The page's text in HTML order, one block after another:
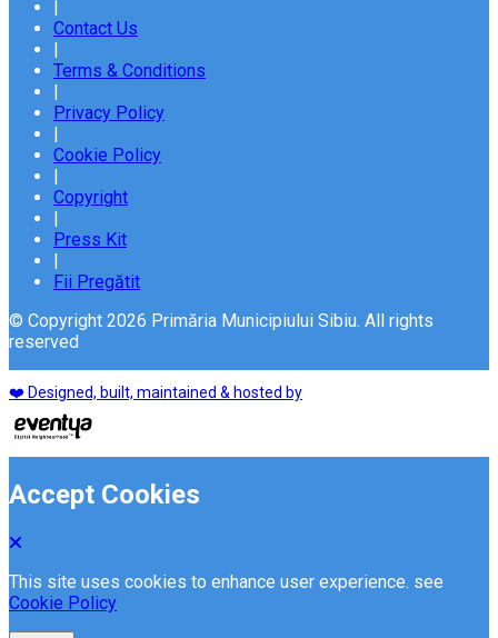
|
Contact Us
|
Terms & Conditions
|
Privacy Policy
|
Cookie Policy
|
Copyright
|
Press Kit
|
Fii Pregătit
© Copyright 2026 Primăria Municipiului Sibiu. All rights
reserved
❤️ Designed, built, maintained & hosted by
Accept Cookies
This site uses cookies to enhance user experience. see
Cookie Policy